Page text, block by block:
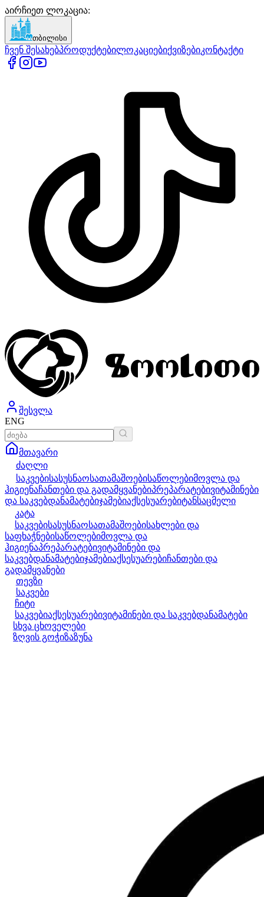
აირჩიეთ ლოკაცია:
თბილისი
ჩვენ შესახებპროდუქტებილოკაციებიქვიზებიკონტაქტი
შესვლა
ENG
მთავარი
ძაღლი
საკვებისასუსნაოსათამაშოებისაწოლებიმოვლა და
ჰიგიენაჩანთები და გადამყვანებიპრეპარატებივიტამინები
და საკვებდანამატებიჯამებიაქსესუარებიტანსაცმელი
კატა
საკვებისასუსნაოსათამაშოებისახლები და
საფხაჭნებისაწოლებიმოვლა და
ჰიგიენაპრეპარატებივიტამინები და
საკვებდანამატებიჯამებიაქსესუარებიჩანთები და
გადამყვანები
თევზი
საკვები
ჩიტი
საკვებიაქსესუარებივიტამინები და საკვებდანამატები
სხვა ცხოველები
ზღვის გოჭიზაზუნა